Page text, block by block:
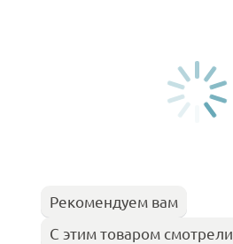
Рекомендуем вам
С этим товаром смотрели